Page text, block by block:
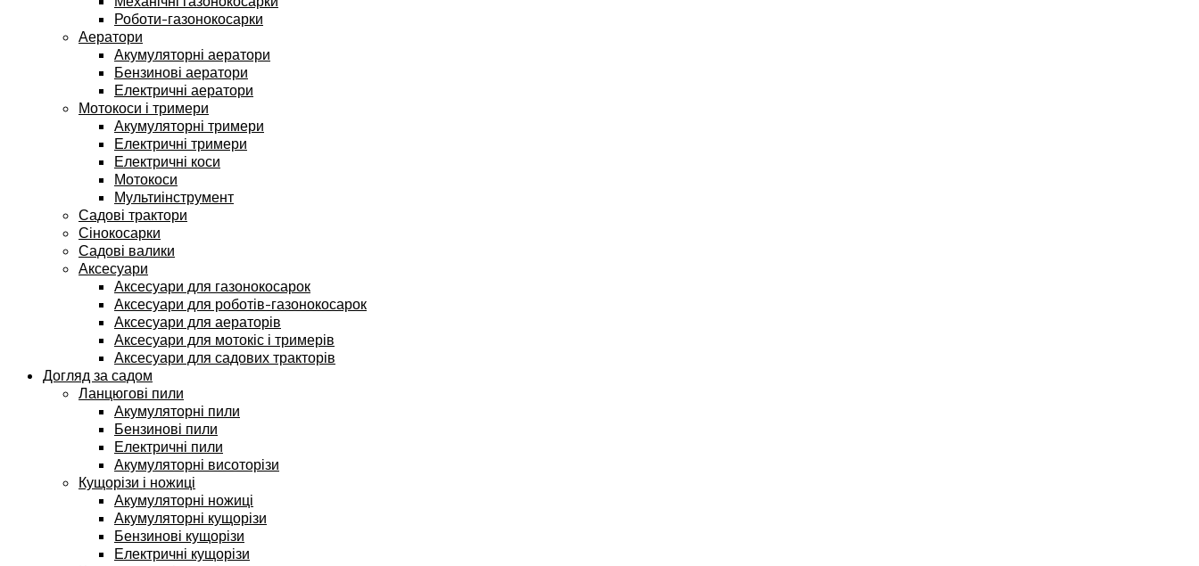
Роботи-газонокосарки
Аератори
Акумуляторні аератори
Бензинові аератори
Електричні аератори
Мотокоси і тримери
Акумуляторні тримери
Електричні тримери
Електричні коси
Мотокоси
Мультиінструмент
Садові трактори
Сінокосарки
Садові валики
Аксесуари
Аксесуари для газонокосарок
Аксесуари для роботів-газонокосарок
Аксесуари для аераторів
Аксесуари для мотокіс і тримерів
Аксесуари для садових тракторів
Догляд за садом
Ланцюгові пили
Акумуляторні пили
Бензинові пили
Електричні пили
Акумуляторні висоторізи
Кущорізи і ножиці
Акумуляторні ножиці
Акумуляторні кущорізи
Бензинові кущорізи
Електричні кущорізи